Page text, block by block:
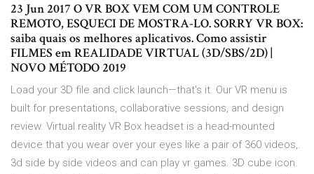
23 Jun 2017 O VR BOX VEM COM UM CONTROLE
REMOTO, ESQUECI DE MOSTRA-LO. SORRY VR BOX:
saiba quais os melhores aplicativos. Como assistir
FILMES em REALIDADE VIRTUAL (3D/SBS/2D) |
NOVO MÉTODO 2019
Load your 3D file and click launch—that's it. Our VR menu is
built for presentations, collaborative sessions, and design
review. Virtual reality VR Box headset is a head-mounted
device that you wear over your eyes like a pair of 360 videos,.
3d side by side videos and can play vr games. 3D cube icon.